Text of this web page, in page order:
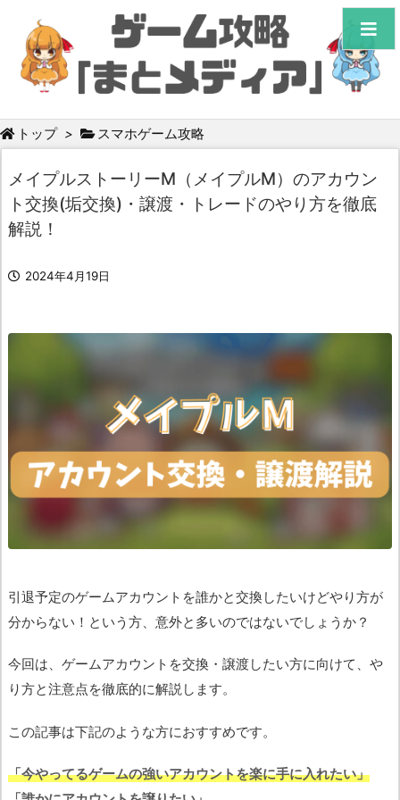
トップ > スマホゲーム攻略
メイプルストーリーM（メイプルM）のアカウン
ト交換(垢交換)・譲渡・トレードのやり方を徹底
解説！
2024年4月19日
引退予定のゲームアカウントを誰かと交換したいけどやり方が
分からない！という方、意外と多いのではないでしょうか？
今回は、ゲームアカウントを交換・譲渡したい方に向けて、や
り方と注意点を徹底的に解説します。
この記事は下記のような方におすすめです。
「今やってるゲームの強いアカウントを楽に手に入れたい」